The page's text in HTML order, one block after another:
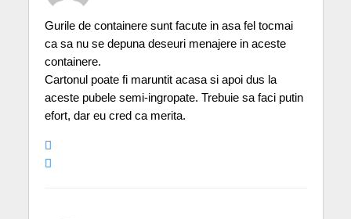
Gurile de containere sunt facute in asa fel tocmai
ca sa nu se depuna deseuri menajere in aceste
containere.
Cartonul poate fi maruntit acasa si apoi dus la
aceste pubele semi-ingropate. Trebuie sa faci putin
efort, dar eu cred ca merita.